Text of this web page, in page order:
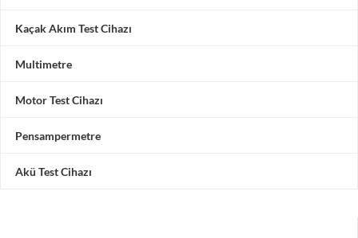
Kaçak Akım Test Cihazı
Multimetre
Motor Test Cihazı
Pensampermetre
Akü Test Cihazı